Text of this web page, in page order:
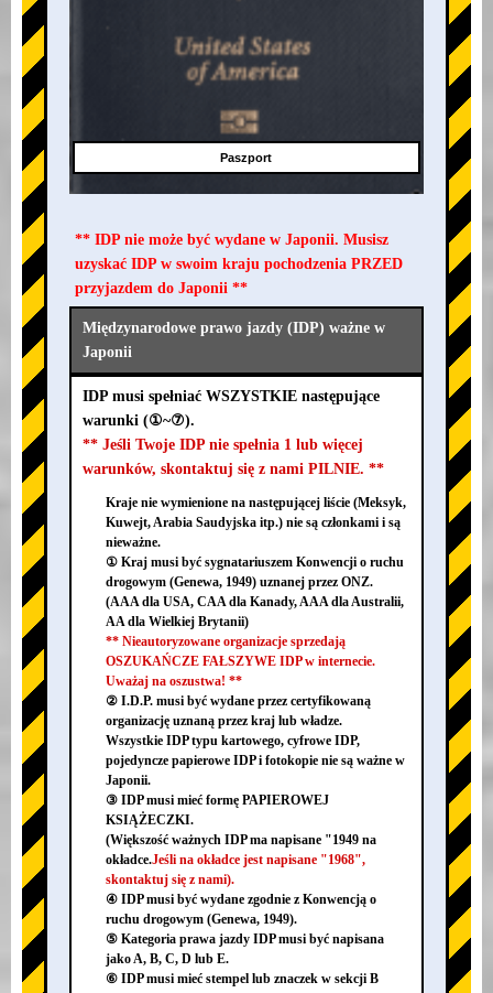
Paszport
** IDP nie może być wydane w Japonii. Musisz
uzyskać IDP w swoim kraju pochodzenia PRZED
przyjazdem do Japonii **
Międzynarodowe prawo jazdy (IDP) ważne w
Japonii
IDP musi spełniać WSZYSTKIE następujące
warunki (①~⑦).
** Jeśli Twoje IDP nie spełnia 1 lub więcej
warunków, skontaktuj się z nami PILNIE. **
Kraje nie wymienione na następującej liście (Meksyk,
Kuwejt, Arabia Saudyjska itp.) nie są członkami i są
nieważne.
① Kraj musi być sygnatariuszem Konwencji o ruchu
drogowym (Genewa, 1949) uznanej przez ONZ.
(AAA dla USA, CAA dla Kanady, AAA dla Australii,
AA dla Wielkiej Brytanii)
** Nieautoryzowane organizacje sprzedają
OSZUKAŃCZE FAŁSZYWE IDP w internecie.
Uważaj na oszustwa! **
② I.D.P. musi być wydane przez certyfikowaną
organizację uznaną przez kraj lub władze.
Wszystkie IDP typu kartowego, cyfrowe IDP,
pojedyncze papierowe IDP i fotokopie nie są ważne w
Japonii.
③ IDP musi mieć formę PAPIEROWEJ
KSIĄŻECZKI.
(Większość ważnych IDP ma napisane "1949 na
okładce.Jeśli na okładce jest napisane "1968",
skontaktuj się z nami).
④ IDP musi być wydane zgodnie z Konwencją o
ruchu drogowym (Genewa, 1949).
⑤ Kategoria prawa jazdy IDP musi być napisana
jako A, B, C, D lub E.
⑥ IDP musi mieć stempel lub znaczek w sekcji B